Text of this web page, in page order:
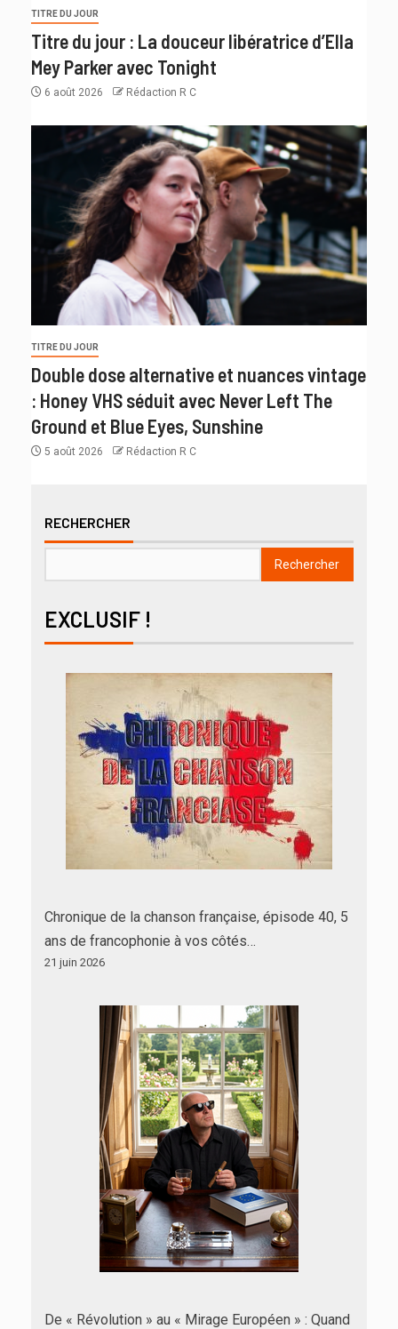
TITRE DU JOUR
Titre du jour : La douceur libératrice d’Ella
Mey Parker avec Tonight
6 août 2026 Rédaction R C
TITRE DU JOUR
Double dose alternative et nuances vintage
: Honey VHS séduit avec Never Left The
Ground et Blue Eyes, Sunshine
5 août 2026 Rédaction R C
RECHERCHER
Rechercher
EXCLUSIF !
Chronique de la chanson française, épisode 40, 5
ans de francophonie à vos côtés…
21 juin 2026
De « Révolution » au « Mirage Européen » : Quand